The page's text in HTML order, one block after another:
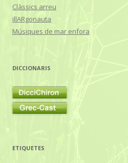
Clàssics arreu
illARgonauta
Músiques de mar enfora
DICCIONARIS
ETIQUETES